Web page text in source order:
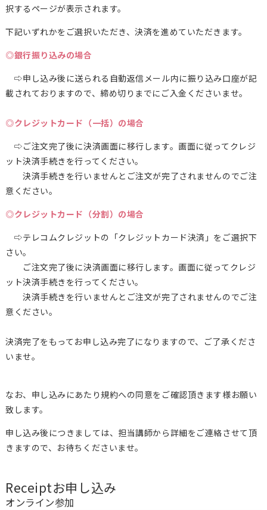
択するページが表示されます。
下記いずれかをご選択いただき、決済を進めていただきます。
◎銀行振り込みの場合
⇨申し込み後に送られる自動返信メール内に振り込み口座が記
載されておりますので、締め切りまでにご入金くださいませ。
◎クレジットカード（一括）の場合
⇨ご注文完了後に決済画面に移行します。画面に従ってクレジ
ット決済手続きを行ってください。
決済手続きを行いませんとご注文が完了されませんのでご注
意ください。
◎クレジットカード（分割）の場合
⇨テレコムクレジットの「クレジットカード決済」をご選択下
さい。
ご注文完了後に決済画面に移行します。画面に従ってクレジ
ット決済手続きを行ってください。
決済手続きを行いませんとご注文が完了されませんのでご注
意ください。
決済完了をもってお申し込み完了になりますので、ご了承くださ
いませ。
なお、申し込みにあたり規約への同意をご確認頂きます様お願い
致します。
申し込み後につきましては、担当講師から詳細をご連絡させて頂
きますので、お待ちくださいませ。
Receiptお申し込み
オンライン参加